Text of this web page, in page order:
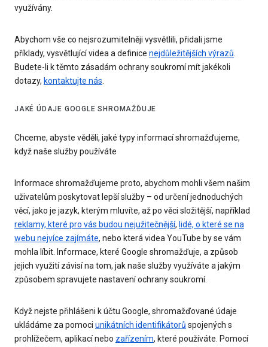
využívány.
Abychom vše co nejsrozumitelněji vysvětlili, přidali jsme
příklady, vysvětlující videa a definice nejdůležitějších výrazů.
Budete-li k těmto zásadám ochrany soukromí mít jakékoli
dotazy, kontaktujte nás.
JAKÉ ÚDAJE GOOGLE SHROMAŽĎUJE
Chceme, abyste věděli, jaké typy informací shromažďujeme,
když naše služby používáte
Informace shromažďujeme proto, abychom mohli všem našim
uživatelům poskytovat lepší služby – od určení jednoduchých
věcí, jako je jazyk, kterým mluvíte, až po věci složitější, například
reklamy, které pro vás budou nejužitečnější, lidé, o které se na
webu nejvíce zajímáte, nebo která videa YouTube by se vám
mohla líbit. Informace, které Google shromažďuje, a způsob
jejich využití závisí na tom, jak naše služby využíváte a jakým
způsobem spravujete nastavení ochrany soukromí.
Když nejste přihlášeni k účtu Google, shromažďované údaje
ukládáme za pomoci unikátních identifikátorů spojených s
prohlížečem, aplikací nebo zařízením, které používáte. Pomocí